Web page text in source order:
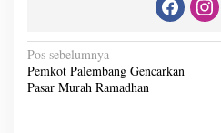
N
a
Pos sebelumnya
Pemkot Palembang Gencarkan
Pasar Murah Ramadhan